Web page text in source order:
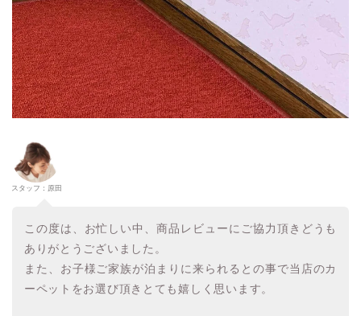
スタッフ：原田
この度は、お忙しい中、商品レビューにご協力頂きどうも
ありがとうございました。
また、お子様ご家族が泊まりに来られるとの事で当店のカ
ーペットをお選び頂きとても嬉しく思います。